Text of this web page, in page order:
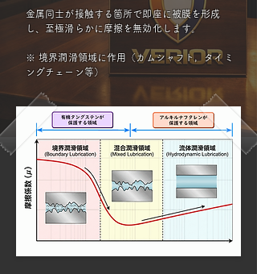
金属同士が接触する箇所で即座に被膜を形成
し、至極滑らかに摩擦を無効化します。
※ ​境界潤滑領域に作用（カムシャフト，タイミ
ングチェーン等）